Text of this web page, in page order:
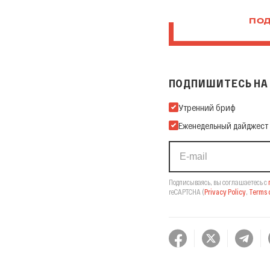
ПОДПИШИТЕСЬ НА
Подпишитесь на нашу
Утренний бриф
Еженедельный дайджест
Подписываясь, вы соглашаетесь с
reCAPTCHA (Privacy Policy, Terms